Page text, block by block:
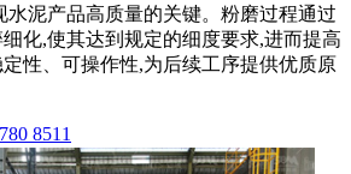
水泥产品高质量的关键。粉磨过程通过
化,使其达到规定的细度要求,进而提高
性、可操作性,为后续工序提供优质原
8511